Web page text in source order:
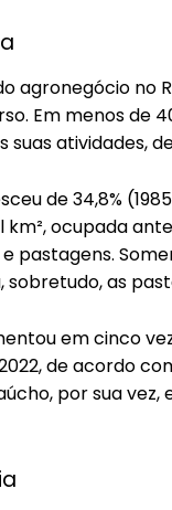
agronegócio no
Em menos de
atividades,
de 34,8%
km², ocupada
pastagens.
sobretudo, as
em cinco
de acordo
por sua